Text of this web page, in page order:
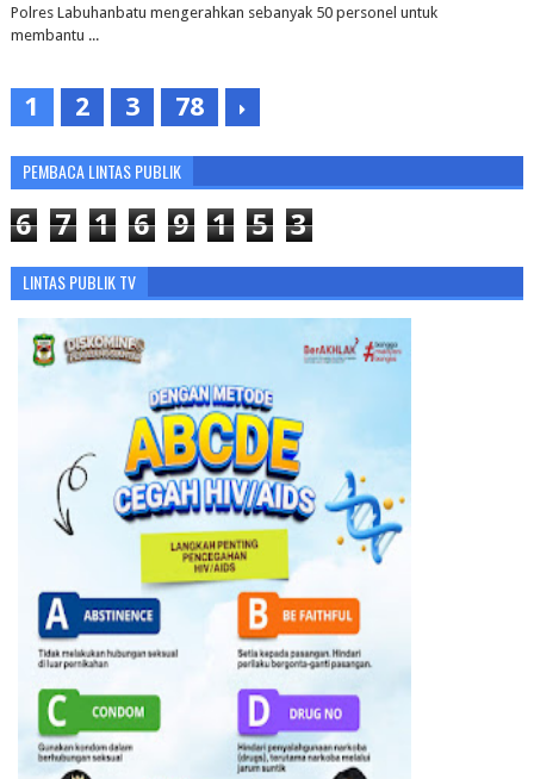
Polres Labuhanbatu mengerahkan sebanyak 50 personel untuk
membantu ...
1 2 3 78
PEMBACA LINTAS PUBLIK
6 7 1 6 9 1 5 3
LINTAS PUBLIK TV